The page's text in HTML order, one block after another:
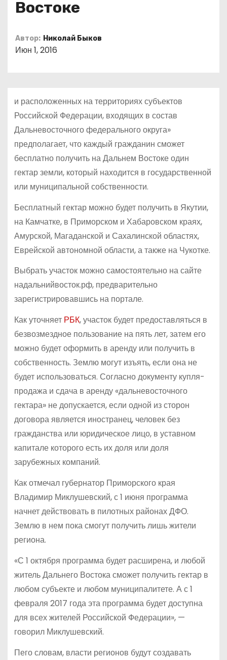
Востоке
Автор: Николай Быков
Июн 1, 2016
и расположенных на территориях субъектов
Российской Федерации, входящих в состав
Дальневосточного федерального округа»
предполагает, что каждый гражданин сможет
бесплатно получить на Дальнем Востоке один
гектар земли, который находится в государственной
или муниципальной собственности.
Бесплатный гектар можно будет получить в Якутии,
на Камчатке, в Приморском и Хабаровском краях,
Амурской, Магаданской и Сахалинской областях,
Еврейской автономной области, а также на Чукотке.
Выбрать участок можно самостоятельно на сайте
надальнийвосток.рф, предварительно
зарегистрировавшись на портале.
Как уточняет РБК, участок будет предоставляться в
безвозмездное пользование на пять лет, затем его
можно будет оформить в аренду или получить в
собственность. Землю могут изъять, если она не
будет использоваться. Согласно документу купля-
продажа и сдача в аренду «дальневосточного
гектара» не допускается, если одной из сторон
договора является иностранец, человек без
гражданства или юридическое лицо, в уставном
капитале которого есть их доля или доля
зарубежных компаний.
Как отмечал губернатор Приморского края
Владимир Миклушевский, с 1 июня программа
начнет действовать в пилотных районах ДФО.
Землю в нем пока смогут получить лишь жители
региона.
«С 1 октября программа будет расширена, и любой
житель Дальнего Востока сможет получить гектар в
любом субъекте и любом муниципалитете. А с 1
февраля 2017 года эта программа будет доступна
для всех жителей Российской Федерации», —
говорил Миклушевский.
Пего словам, власти регионов будут создавать